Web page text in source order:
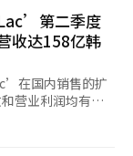
全措施及大规模诉
治理结构的不安表
判决将成为集团经
且每个季度都在刷
相对独立的，业
有需要改进的地
编辑。
。个人则净买入
）、生态科技
）、佩普特龙
）、周成工程
-4.64%）等则下
。
的销售结构造成负
，研发投资的能力
传统增长方式面临
的催化剂。 与
融监督院全面改
准化方式呈现临
期市场规模等企
第二季度
收达158亿韩
在国内销售的扩
营业利润均有所